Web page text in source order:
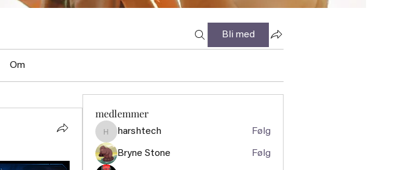
Bli med
Om
medlemmer
harshtech
harshtech Følg
Bryne Stone Følg